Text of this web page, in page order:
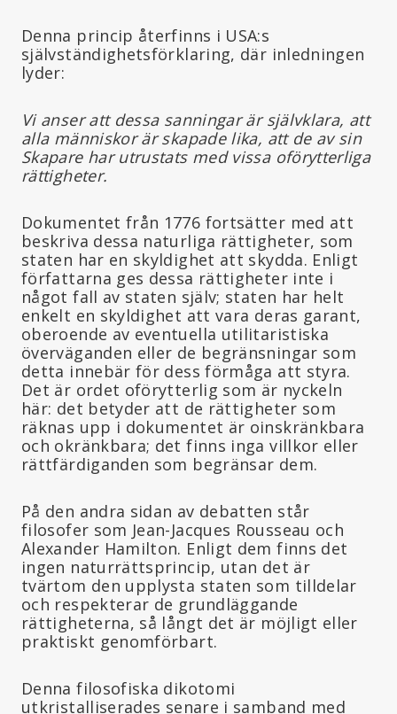
Denna princip återfinns i USA:s
självständighetsförklaring, där inledningen
lyder:
Vi anser att dessa sanningar är självklara, att
alla människor är skapade lika, att de av sin
Skapare har utrustats med vissa oförytterliga
rättigheter.
Dokumentet från 1776 fortsätter med att
beskriva dessa naturliga rättigheter, som
staten har en skyldighet att skydda. Enligt
författarna ges dessa rättigheter inte i
något fall av staten själv; staten har helt
enkelt en skyldighet att vara deras garant,
oberoende av eventuella utilitaristiska
överväganden eller de begränsningar som
detta innebär för dess förmåga att styra.
Det är ordet oförytterlig som är nyckeln
här: det betyder att de rättigheter som
räknas upp i dokumentet är oinskränkbara
och okränkbara; det finns inga villkor eller
rättfärdiganden som begränsar dem.
På den andra sidan av debatten står
filosofer som Jean-Jacques Rousseau och
Alexander Hamilton. Enligt dem finns det
ingen naturrättsprincip, utan det är
tvärtom den upplysta staten som tilldelar
och respekterar de grundläggande
rättigheterna, så långt det är möjligt eller
praktiskt genomförbart.
Denna filosofiska dikotomi
utkristalliserades senare i samband med